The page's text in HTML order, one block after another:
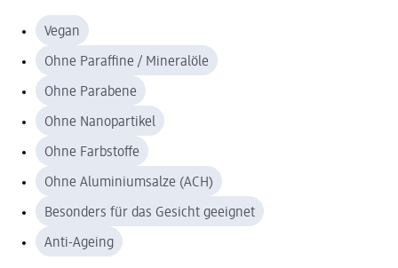
Vegan
Ohne Paraffine / Mineralöle
Ohne Parabene
Ohne Nanopartikel
Ohne Farbstoffe
Ohne Aluminiumsalze (ACH)
Besonders für das Gesicht geeignet
Anti-Ageing